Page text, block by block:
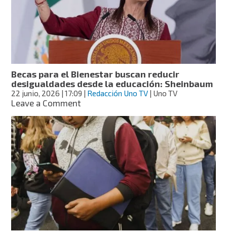
Benito
Juárez
2026:
¿habrá
pago
en
julio?
Becas para el Bienestar buscan reducir
desigualdades desde la educación: Sheinbaum
22 junio, 2026 | 17:09 | Redacción Uno TV | Uno TV
Leave a Commenton
para
el
Bienestar
buscan
reducir
desigualdades
la
educación:
Sheinbaum